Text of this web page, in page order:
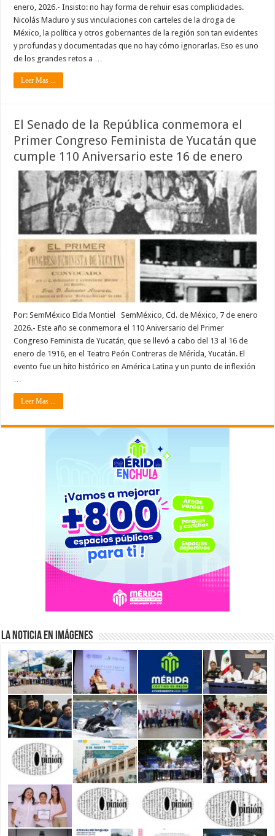
enero, 2026.- Insisto: no hay forma de rehuir esas complicidades.
Nicolás Maduro y sus vinculaciones con carteles de la droga de
México, la política y otros gobernantes de la región son tan evidentes
y profundas y documentadas que no hay cómo ignorarlas. Eso es uno
de los grandes retos a …
Leer Mas ...
El Senado de la República conmemora el
Primer Congreso Feminista de Yucatán que
cumple 110 Aniversario este 16 de enero
Por: SemMéxico Elda Montiel SemMéxico, Cd. de México, 7 de enero
2026.- Este año se conmemora el 110 Aniversario del Primer
Congreso Feminista de Yucatán, que se llevó a cabo del 13 al 16 de
enero de 1916, en el Teatro Peón Contreras de Mérida, Yucatán. El
evento fue un hito histórico en América Latina y un punto de inflexión
…
Leer Mas ...
La Noticia en Imágenes